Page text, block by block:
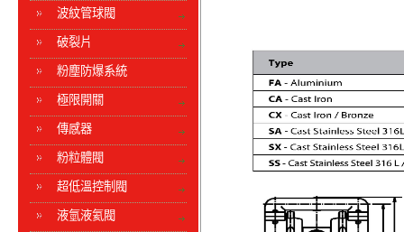
波紋管球閥
破裂片
粉塵防爆系統
極限開關
傳感器
粉粒體閥
超低溫控制閥
液氫液氦閥